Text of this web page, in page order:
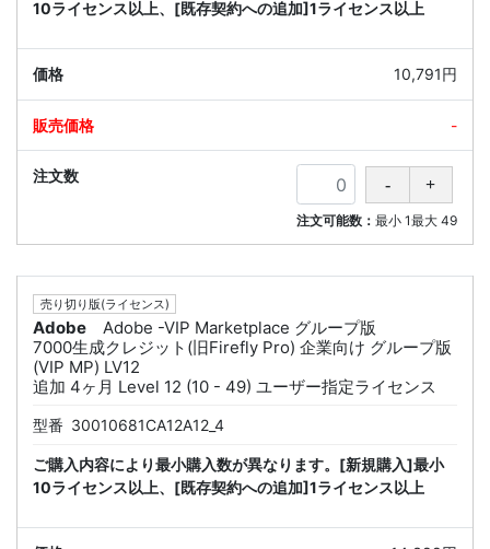
10ライセンス以上、[既存契約への追加]1ライセンス以上
10,791円
-
注文可能数： 最小 1最大 49
売り切り版(ライセンス)
Adobe
Adobe -VIP Marketplace グループ版
7000生成クレジット(旧Firefly Pro) 企業向け グループ版
(VIP MP) LV12
追加 4ヶ月 Level 12 (10 - 49) ユーザー指定ライセンス
型番 30010681CA12A12_4
ご購入内容により最小購入数が異なります。[新規購入]最小
10ライセンス以上、[既存契約への追加]1ライセンス以上